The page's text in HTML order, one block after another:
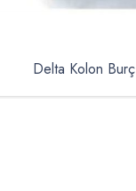
Delta Kolon Burç